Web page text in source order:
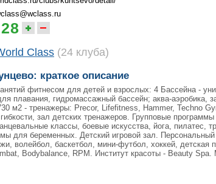
28
Class (24 клуба)
краткое описание
фитнесом для детей и взрослых: 4 Бассейна -
плавания, гидромассажный бассейн; аква-аэробика,
м2 - тренажеры: Precor, Lifefitness, Hammer, Techno
зал детских тренажеров. Групповые программы
классы, боевые искусства, йога, пилатес,
для беременных. Детский игровой зал. Персональный
волейбол, баскетбол, мини-футбол, хоккей,
Bodybalance, RPM. Институт красоты - Beauty